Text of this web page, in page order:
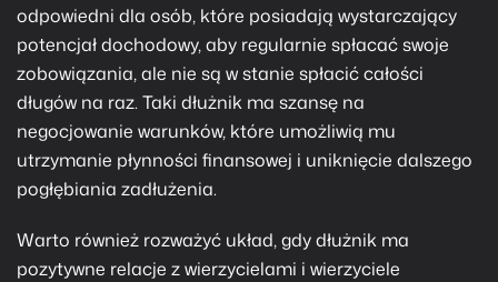
odpowiedni dla osób, które posiadają wystarczający
potencjał dochodowy, aby regularnie spłacać swoje
zobowiązania, ale nie są w stanie spłacić całości
długów na raz. Taki dłużnik ma szansę na
negocjowanie warunków, które umożliwią mu
utrzymanie płynności finansowej i uniknięcie dalszego
pogłębiania zadłużenia.
Warto również rozważyć układ, gdy dłużnik ma
pozytywne relacje z wierzycielami i wierzyciele